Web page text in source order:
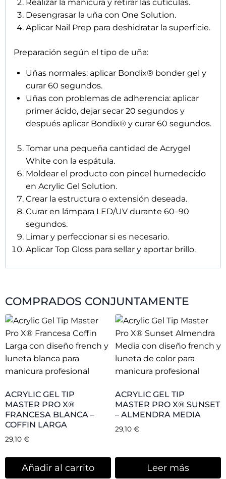
Limar y perfeccionar si es necesario.
Aplicar Top Gloss para sellar y aportar brillo.
COMPRADOS CONJUNTAMENTE
ACRYLIC GEL TIP
MASTER PRO X®
FRANCESA BLANCA –
COFFIN LARGA
29,10 €
Añadir al carrito
MASTER PRO X® SUNSET
29,10€
Leer más
ACRYLIC GEL TIP
MASTER PRO X®
NATURAL – COVER NUDE
21,48€
ACRYLIC GEL TIP
MASTER PRO X® –
NATURAL COVER NUDE
21,48€
Añadir al carrito